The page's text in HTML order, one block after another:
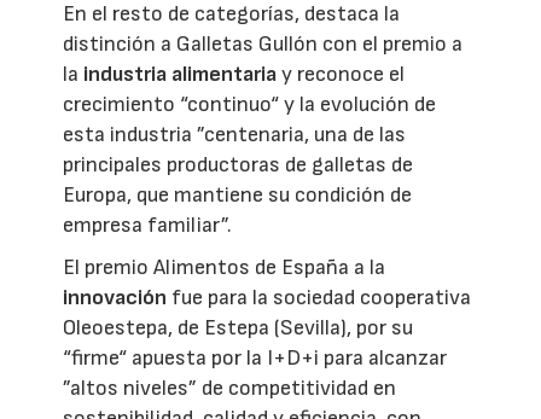
En el resto de categorías, destaca la
distinción a Galletas Gullón con el premio a
la industria alimentariay reconoce el
crecimiento “continuo“ y la evolución de
esta industria ”centenaria, una de las
principales productoras de galletas de
Europa, que mantiene su condición de
empresa familiar”.
El premio Alimentos de España a la
innovación fue para la sociedad cooperativa
Oleoestepa, de Estepa (Sevilla), por su
“firme“ apuesta por la I+D+i para alcanzar
”altos niveles” de competitividad en